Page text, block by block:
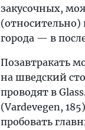
закусочных,
(относительно)
города — в
Позавтракать
на шведский
проводят в
(Vardevegen,
пробовать